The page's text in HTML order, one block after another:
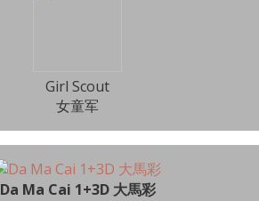
Girl Scout
女童军
Da Ma Cai 1+3D 大馬彩